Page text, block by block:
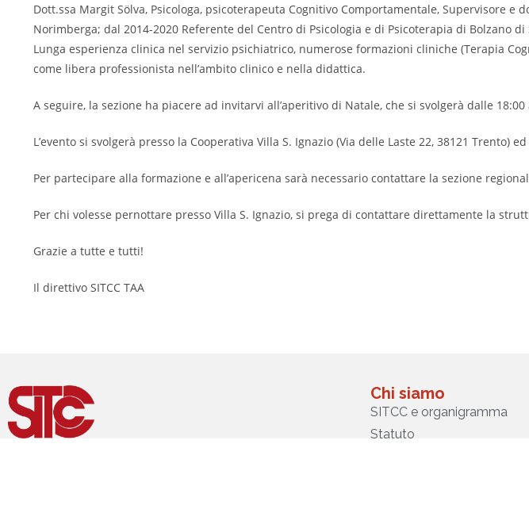
Dott.ssa Margit Sölva, Psicologa, psicoterapeuta Cognitivo Comportamentale, Supervisore
Norimberga; dal 2014-2020 Referente del Centro di Psicologia e di Psicoterapia di Bolzano
Lunga esperienza clinica nel servizio psichiatrico, numerose formazioni cliniche (Terapia
come libera professionista nell’ambito clinico e nella didattica.
A seguire, la sezione ha piacere ad invitarvi all’aperitivo di Natale, che si svolgerà dalle 18:00
L’evento si svolgerà presso la Cooperativa Villa S. Ignazio (Via delle Laste 22, 38121 Trento)
Per partecipare alla formazione e all’apericena sarà necessario contattare la sezione
Per chi volesse pernottare presso Villa S. Ignazio, si prega di contattare direttamente la
Grazie a tutte e tutti!
Il direttivo SITCC TAA
Chi siamo
SITCC e organigramma
Statuto